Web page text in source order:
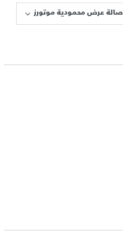
صالة عرض محمودية موتورز